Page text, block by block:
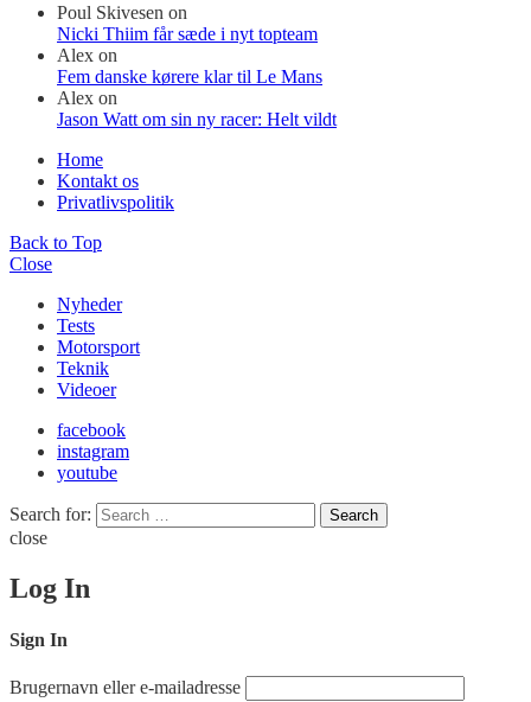
Poul Skivesen on
Nicki Thiim får sæde i nyt topteam
Alex on
Fem danske kørere klar til Le Mans
Alex on
Jason Watt om sin ny racer: Helt vildt
Home
Kontakt os
Privatlivspolitik
Back to Top
Close
Nyheder
Tests
Motorsport
Teknik
Videoer
facebook
instagram
youtube
Search for: Search
close
Log In
Sign In
Brugernavn eller e-mailadresse